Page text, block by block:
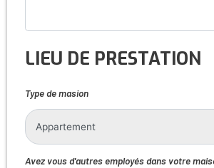
LIEU DE PRESTATION
Type de masion
Avez vous d'autres employés dans votre